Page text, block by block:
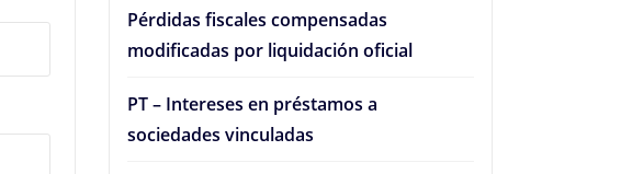
Pérdidas fiscales compensadas
modificadas por liquidación oficial
PT – Intereses en préstamos a
sociedades vinculadas